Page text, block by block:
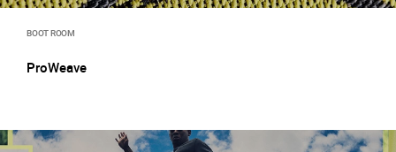
BOOT ROOM
ProWeave